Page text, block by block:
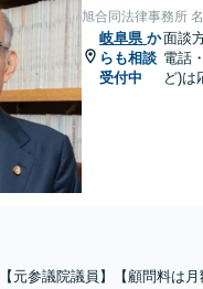
旭合同法律事務所
岐阜県 か
らも相談
受付中
面談
電話
ど)は
元参議院議員】【顧問料は